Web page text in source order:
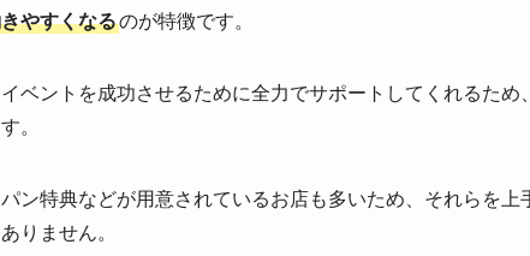
やすくなるのが特徴です。
ベントを成功させるために全力でサポートしてくれるた
。
ン特典などが用意されているお店も多いため、それらを
りません。